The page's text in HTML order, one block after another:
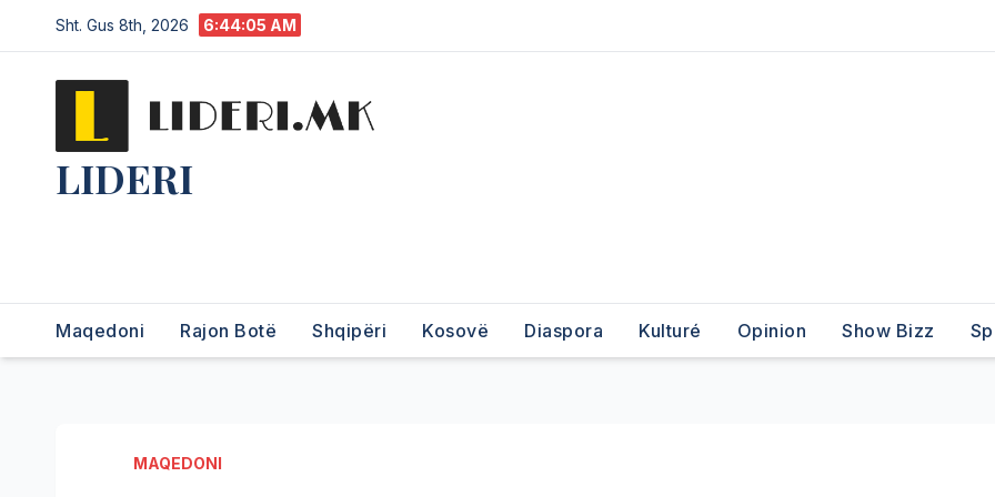
Sht. Gus 8th, 2026 6:44:06 AM
LIDERI
Maqedoni Rajon Botë Shqipëri Kosovë Diaspora Kulturé Opinion Show Bizz
MAQEDONI